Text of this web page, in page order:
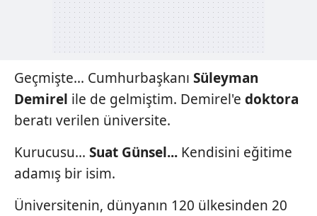
Geçmişte... Cumhurbaşkanı Süleyman
Demirel ile de gelmiştim. Demirel'e doktora
beratı verilen üniversite.
Kurucusu... Suat Günsel... Kendisini eğitime
adamış bir isim.
Üniversitenin, dünyanın 120 ülkesinden 20